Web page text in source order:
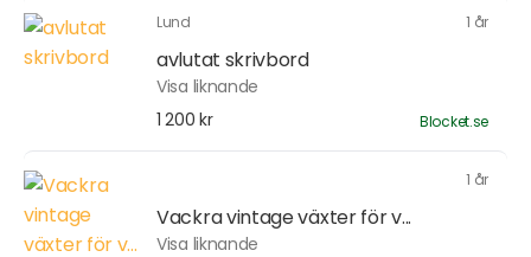
Lund 1 år
avlutat skrivbord
Visa liknande
1 200 kr
Blocket.se
1 år
Vackra vintage växter för v...
Visa liknande